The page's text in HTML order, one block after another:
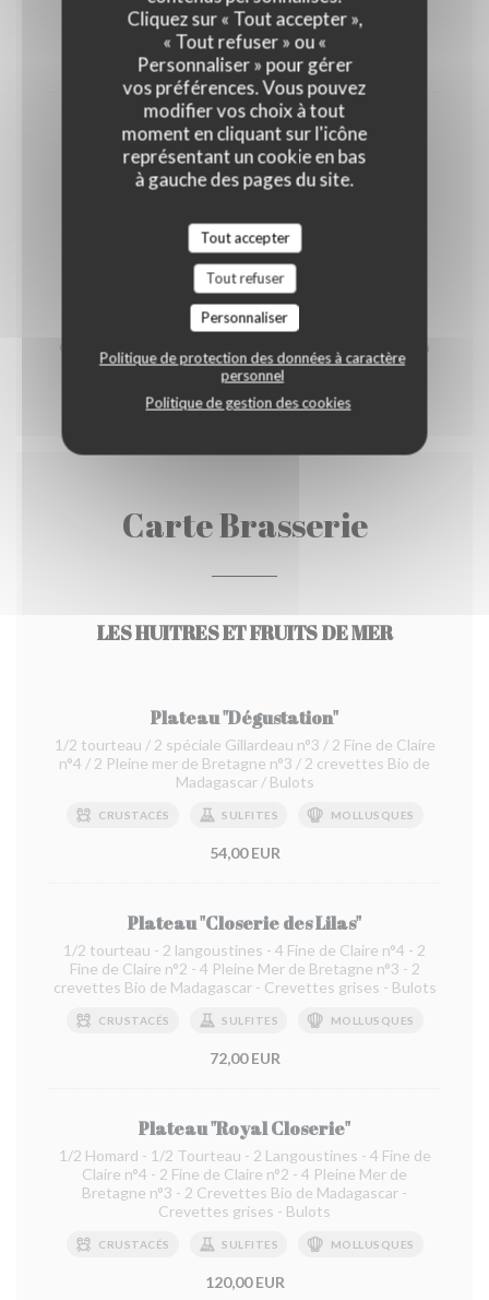
Cliquez sur « Tout accepter »,
« Tout refuser » ou «
Personnaliser » pour gérer
vos préférences. Vous pouvez
modifier vos choix à tout
moment en cliquant sur l'icône
représentant un cookie en bas
à gauche des pages du site.
Tout accepter
Tout refuser
Personnaliser
Politique de protection des données à caractère
personnel
Politique de gestion des cookies
OEUFS LAIT FRUITS À COQUE
13,00 EUR
Café & Mignardises
GLUTEN OEUFS LAIT
5,50 EUR
* Contient du porc
Carte des produits allergènes à votre disposition
Carte réalisée par notre Chef Johann Staskiewicz et sa
brigade
Carte Brasserie
LES HUITRES ET FRUITS DE MER
Plateau "Dégustation"
1/2 tourteau / 2 spéciale Gillardeau n°3 / 2 Fine de Claire
n°4 / 2 Pleine mer de Bretagne n°3 / 2 crevettes Bio de
Madagascar / Bulots
CRUSTACÉS SULFITES MOLLUSQUES
54,00 EUR
Plateau "Closerie des Lilas"
1/2 tourteau - 2 langoustines - 4 Fine de Claire n°4 - 2
Fine de Claire n°2 - 4 Pleine Mer de Bretagne n°3 - 2
crevettes Bio de Madagascar - Crevettes grises - Bulots
CRUSTACÉS SULFITES MOLLUSQUES
72,00 EUR
Plateau "Royal Closerie"
1/2 Homard - 1/2 Tourteau - 2 Langoustines - 4 Fine de
Claire n°4 - 2 Fine de Claire n°2 - 4 Pleine Mer de
Bretagne n°3 - 2 Crevettes Bio de Madagascar -
Crevettes grises - Bulots
CRUSTACÉS SULFITES MOLLUSQUES
120,00 EUR